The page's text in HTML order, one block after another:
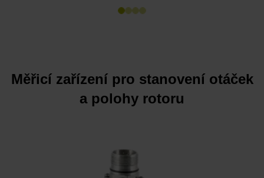
Měřicí zařízení pro stanovení otáček
a polohy rotoru